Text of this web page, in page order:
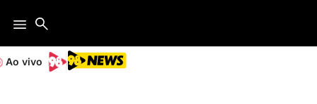
Ao vivo